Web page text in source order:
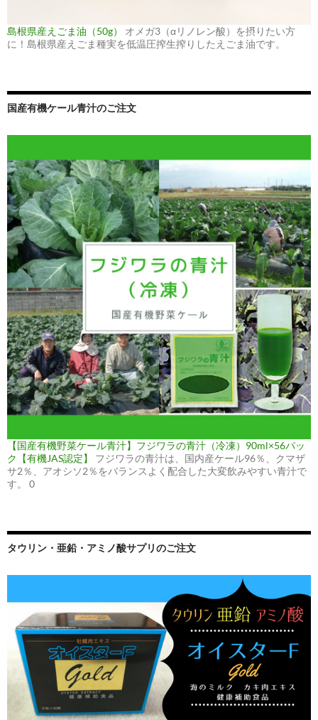
島根県産えごま油（50g）
オメガ3（αリノレン酸）を摂りたい方
に！島根県産えごま種実を低温圧搾生搾りしたえごま油です。
国産有機ケール青汁のご注文
【国産有機野菜ケール青汁】フジワラの青汁（冷凍）90ml×56パッ
ク【有機JAS認定】
フジワラの青汁は、国内産ケール96％、クマザ
サ2％、アオシソ2％をバランスよく配合した大変飲みやすい青汁で
す。 0
タウリン・亜鉛・アミノ酸サプリのご注文